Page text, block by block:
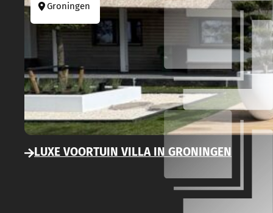
Groningen
LUXE VOORTUIN VILLA IN GRONINGEN